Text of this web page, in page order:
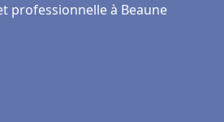
professionnelle à Beaune